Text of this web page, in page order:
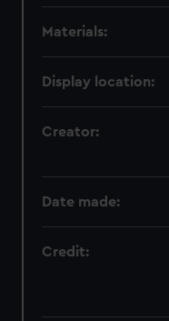
Materials:
Display location:
Creator:
Date made:
Credit: